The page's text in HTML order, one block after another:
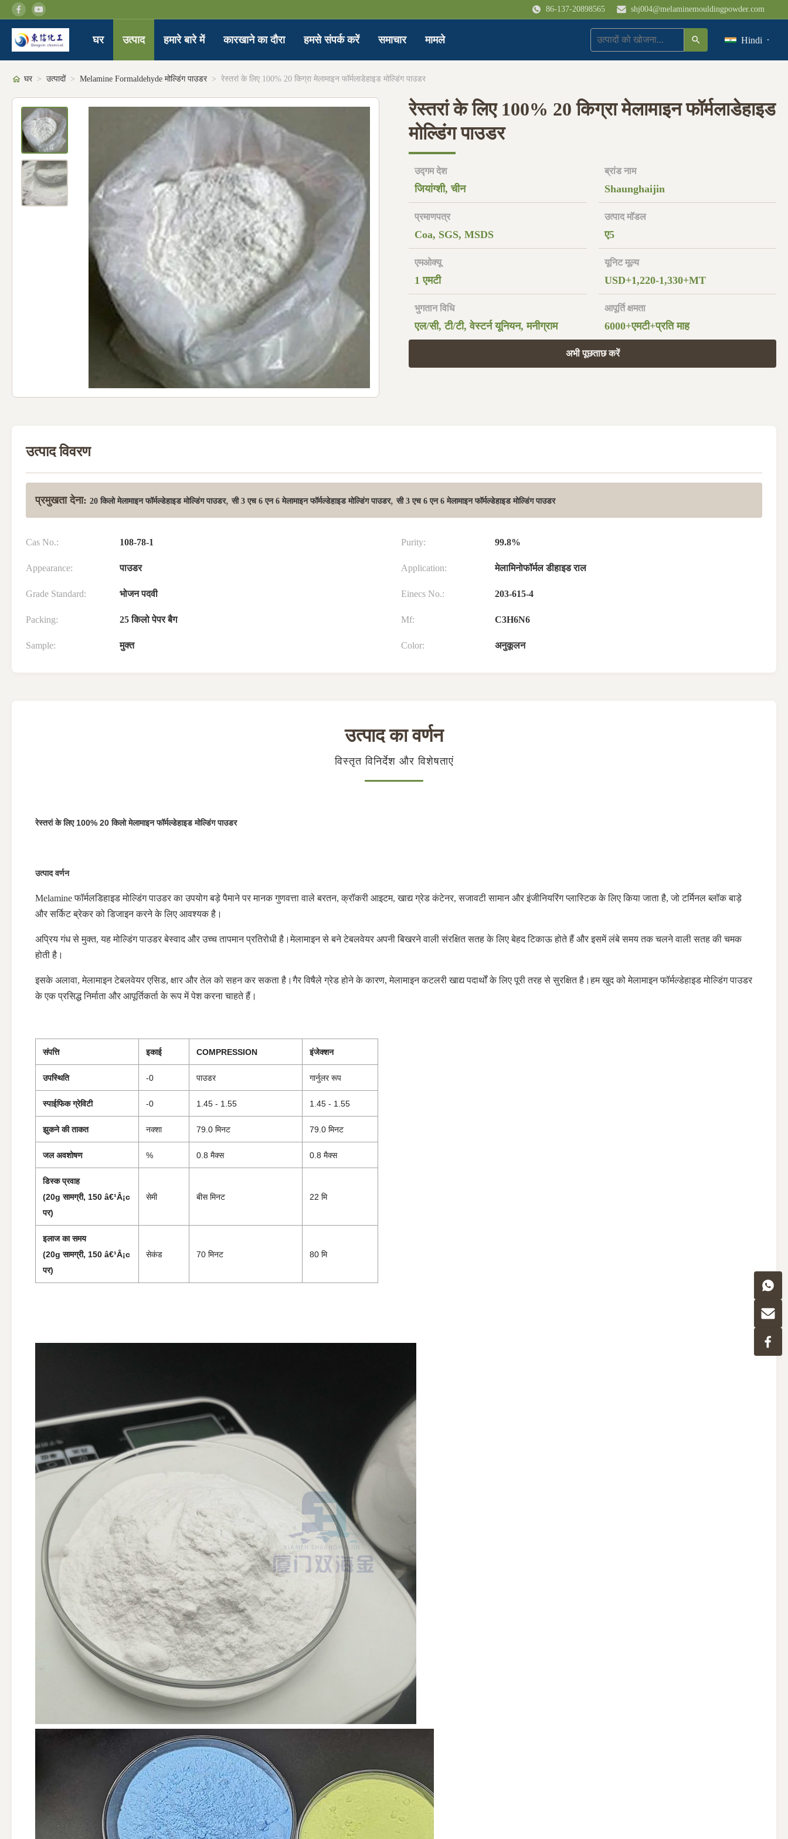
86-137-20898565 shj004@melaminemouldingpowder.com
घर उत्पाद हमारे बारे में कारखाने का दौरा हमसे संपर्क करें समाचार मामले Hindi
घर > उत्पादों > Melamine Formaldehyde मोल्डिंग पाउडर > रेस्तरां के लिए 100% 20 किग्रा मेलामाइन फॉर्मलाडेहाइड मोल्डिंग पाउडर
रेस्तरां के लिए 100% 20 किग्रा मेलामाइन फॉर्मलाडेहाइड
मोल्डिंग पाउडर
उद्गम देश
जियांग्शी, चीन
ब्रांड नाम
Shaunghaijin
प्रमाणपत्र
Coa, SGS, MSDS
उत्पाद मॉडल
ए5
एमओक्यू
1 एमटी
यूनिट मूल्य
USD+1,220-1,330+MT
भुगतान विधि
एल/सी, टी/टी, वेस्टर्न यूनियन, मनीग्राम
आपूर्ति क्षमता
6000+एमटी+प्रति माह
अभी पूछताछ करें
उत्पाद विवरण
प्रमुखता देना: 20 किलो मेलामाइन फॉर्मल्डेहाइड मोल्डिंग पाउडर,सी 3 एच 6 एन 6 मेलामाइन फॉर्मल्डेहाइड मोल्डिंग पाउडर,सी 3 एच 6 एन 6 मेलामाइन फॉर्मल्डेहाइड मोल्डिंग पाउडर
Cas No.: 108-78-1 Purity: 99.8%
Appearance: पाउडर Application: मेलामिनोफॉर्मल डीहाइड राल
Grade Standard: भोजन पदवी Einecs No.: 203-615-4
Packing: 25 किलो पेपर बैग Mf: C3H6N6
Sample: मुक्त Color: अनुकूलन
उत्पाद का वर्णन
विस्तृत विनिर्देश और विशेषताएं
रेस्तरां के लिए 100% 20 किलो मेलामाइन फॉर्मल्डेहाइड मोल्डिंग पाउडर
उत्पाद वर्णन
Melamine फॉर्मलडिहाइड मोल्डिंग पाउडर का उपयोग बड़े पैमाने पर मानक गुणवत्ता वाले बरतन, क्रॉकरी आइटम, खाद्य ग्रेड कंटेनर, सजावटी सामान और इंजीनियरिंग प्लास्टिक के लिए किया जाता है, जो टर्मिनल ब्लॉक बाड़े
और सर्किट ब्रेकर को डिजाइन करने के लिए आवश्यक है।
अप्रिय गंध से मुक्त, यह मोल्डिंग पाउडर बेस्वाद और उच्च तापमान प्रतिरोधी है।मेलामाइन से बने टेबलवेयर अपनी बिखरने वाली संरक्षित सतह के लिए बेहद टिकाऊ होते हैं और इसमें लंबे समय तक चलने वाली सतह की चमक
होती है।
इसके अलावा, मेलामाइन टेबलवेयर एसिड, क्षार और तेल को सहन कर सकता है।गैर विषैले ग्रेड होने के कारण, मेलामाइन कटलरी खाद्य पदार्थों के लिए पूरी तरह से सुरक्षित है।हम खुद को मेलामाइन फॉर्मल्डेहाइड मोल्डिंग पाउडर
के एक प्रसिद्ध निर्माता और आपूर्तिकर्ता के रूप में पेश करना चाहते हैं।
संपत्ति इकाई COMPRESSION इंजेक्शन
उपस्थिति -0 पाउडर गार्नुलर रूप
स्पाईफिक ग्रेविटी -0 1.45 - 1.55 1.45 - 1.55
झुकने की ताकत नक्शा 79.0 मिनट 79.0 मिनट
जल अवशोषण % 0.8 मैक्स 0.8 मैक्स
डिस्क प्रवाह
(20g सामग्री, 150 â€¹Â¡c
पर)
सेमी बीस मिनट 22 मि
इलाज का समय
(20g सामग्री, 150 â€¹Â¡c
पर)
सेकंड 70 मिनट 80 मि